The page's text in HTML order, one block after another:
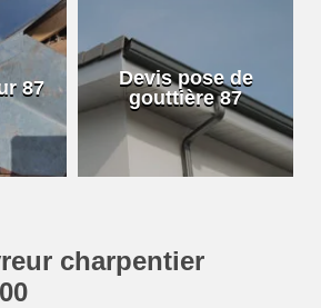
87
Devis pose de
gouttière 87
charpentier